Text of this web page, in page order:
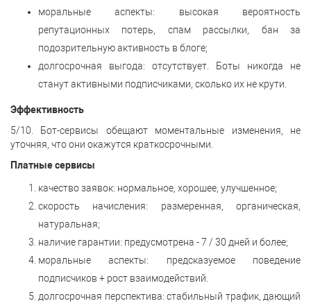
моральные аспекты: высокая вероятность
репутационных потерь, спам рассылки, бан за
подозрительную активность в блоге;
долгосрочная выгода: отсутствует. Боты никогда не
станут активными подписчиками, сколько их не крути.
Эффективность
5/10. Бот-сервисы обещают моментальные изменения, не
уточняя, что они окажутся краткосрочными.
Платные сервисы
качество заявок: нормальное, хорошее, улучшенное;
скорость начисления: размеренная, органическая,
натуральная;
наличие гарантии: предусмотрена - 7 / 30 дней и более;
моральные аспекты: предсказуемое поведение
подписчиков + рост взаимодействий.
долгосрочная перспектива: стабильный трафик, дающий